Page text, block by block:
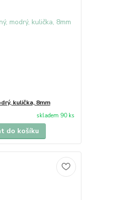
kulička, 8mm
skladem 90 ks
do košíku